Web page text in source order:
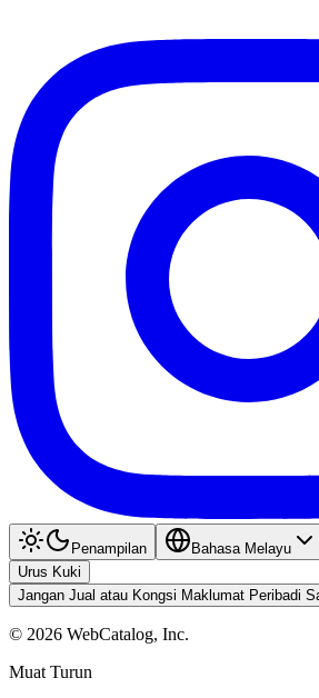
Penampilan
Bahasa Melayu
Urus Kuki
Jangan Jual atau Kongsi Maklumat Peribadi
© 2026 WebCatalog, Inc.
Muat Turun